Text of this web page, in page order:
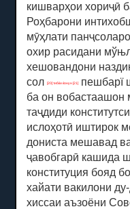
кишварҳои хориҷӣ
Роҳбарони
мӯҳлати
охир расидани
хешовандони
сол[20] тибќи ќонун [21]
пешбарї
ба он вобастаашон
таҷдиди
ислоҳотӣ иштирок
дониста мешавад
ҷавобгарӣ кашида
конституция бояд
хайати вакилони
хиссаи аъзоёни